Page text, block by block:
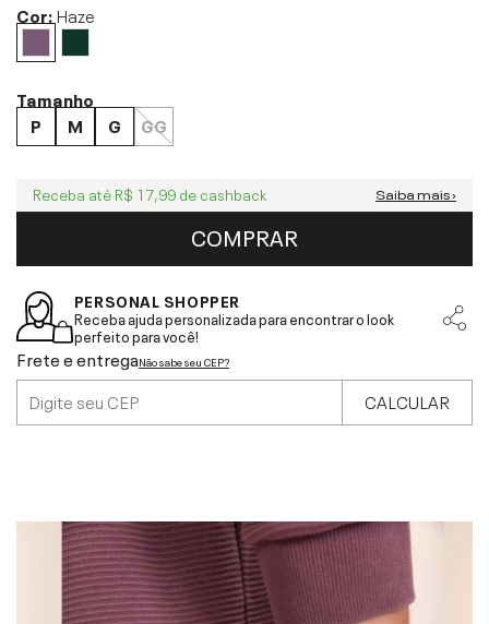
Cor:Haze
Tamanho
P
M G GG
Receba até R$ 17,99 de cashback Saiba mais ›
COMPRAR
PERSONAL SHOPPER
Receba ajuda personalizada para encontrar o look
perfeito para você!
Frete e entregaNão sabe seu CEP?
CALCULAR